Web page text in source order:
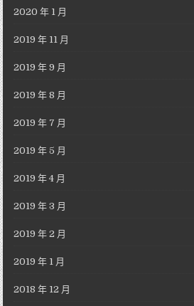
2020 年 1 月
2019 年 11 月
2019 年 9 月
2019 年 8 月
2019 年 7 月
2019 年 5 月
2019 年 4 月
2019 年 3 月
2019 年 2 月
2019 年 1 月
2018 年 12 月